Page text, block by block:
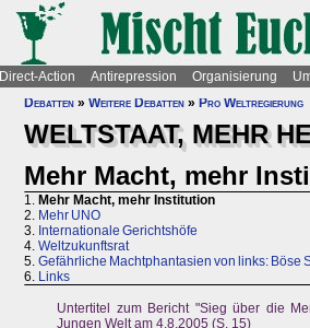
Direct-Action Antirepression Organisierung
Debatten » Weitere Debatten » Pro Weltregierung
WELTSTAAT, MEHR
Mehr Macht, mehr
1. Mehr Macht, mehr Institution
2. Mehr UNO
3. Internationale Gerichtshöfe
4. Weltzukunftsrat
5. Gefährliche Machtphantasien von links: Böse
6. Links
Untertitel zum Bericht "Sieg über die
Jungen Welt am 4.8.2005 (S. 15)